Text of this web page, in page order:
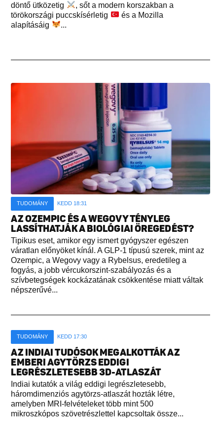
döntő ütközetig
, sőt a modern korszakban a
törökországi puccskísérletig
és a Mozilla
alapításáig
...
TUDOMÁNY KEDD 18:31
AZ OZEMPIC ÉS A WEGOVY TÉNYLEG
LASSÍTHATJÁK A BIOLÓGIAI ÖREGEDÉST?
Tipikus eset, amikor egy ismert gyógyszer egészen
váratlan előnyöket kínál. A GLP-1 típusú szerek, mint az
Ozempic, a Wegovy vagy a Rybelsus, eredetileg a
fogyás, a jobb vércukorszint-szabályozás és a
szívbetegségek kockázatának csökkentése miatt váltak
népszerűvé...
TUDOMÁNY KEDD 17:30
AZ INDIAI TUDÓSOK MEGALKOTTÁK AZ
EMBERI AGYTÖRZS EDDIGI
LEGRÉSZLETESEBB 3D-ATLASZÁT
Indiai kutatók a világ eddigi legrészletesebb,
háromdimenziós agytörzs-atlaszát hozták létre,
amelyben MRI-felvételeket több mint 500
mikroszkópos szövetrészlettel kapcsoltak össze...